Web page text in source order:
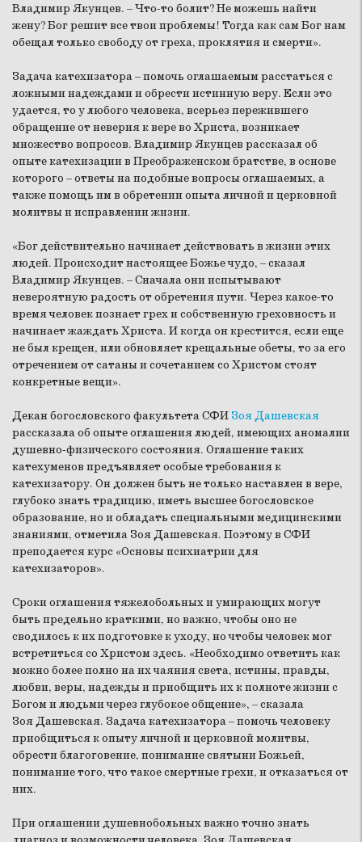
Владимир Якунцев. – Что-то болит? Не можешь найти
жену? Бог решит все твои проблемы! Тогда как сам Бог нам
обещал только свободу от греха, проклятия и смерти».
Задача катехизатора – помочь оглашаемым расстаться с
ложными надеждами и обрести истинную веру. Если это
удается, то у любого человека, всерьез пережившего
обращение от неверия к вере во Христа, возникает
множество вопросов. Владимир Якунцев рассказал об
опыте катехизации в Преображенском братстве, в основе
которого – ответы на подобные вопросы оглашаемых, а
также помощь им в обретении опыта личной и церковной
молитвы и исправлении жизни.
«Бог действительно начинает действовать в жизни этих
людей. Происходит настоящее Божье чудо, – сказал
Владимир Якунцев. – Сначала они испытывают
невероятную радость от обретения пути. Через какое-то
время человек познает грех и собственную греховность и
начинает жаждать Христа. И когда он крестится, если еще
не был крещен, или обновляет крещальные обеты, то за его
отречением от сатаны и сочетанием со Христом стоят
конкретные вещи».
Декан богословского факультета СФИ Зоя Дашевская
рассказала об опыте оглашения людей, имеющих аномалии
душевно-физического состояния. Оглашение таких
катехуменов предъявляет особые требования к
катехизатору. Он должен быть не только наставлен в вере,
глубоко знать традицию, иметь высшее богословское
образование, но и обладать специальными медицинскими
знаниями, отметила Зоя Дашевская. Поэтому в СФИ
преподается курс «Основы психиатрии для
катехизаторов».
Сроки оглашения тяжелобольных и умирающих могут
быть предельно краткими, но важно, чтобы оно не
сводилось к их подготовке к уходу, но чтобы человек мог
встретиться со Христом здесь. «Необходимо ответить как
можно более полно на их чаяния света, истины, правды,
любви, веры, надежды и приобщить их к полноте жизни с
Богом и людьми через глубокое общение», –сказала
Зоя Дашевская. Задача катехизатора – помочь человеку
приобщиться к опыту личной и церковной молитвы,
обрести благоговение, понимание святыни Божьей,
понимание того, что такое смертные грехи, и отказаться от
них.
При оглашении душевнобольных важно точно знать